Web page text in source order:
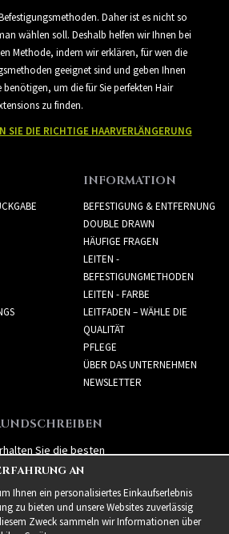
Daher ist es nicht so
wählen soll. Deshalb helfen wir Ihnen bei
Methode, indem wir erklären, für wen die
geeignet sind und geben Ihnen
benötigen, um die für Sie perfekten Hair
zu finden.
SIE DIE RICHTIGE HAARVERLÄNGERUNG
INFORMATION
BEFESTIGUNG & ENTFERNUNG
DOUBLE DRAWN
HÄUFIGE FRAGEN
LEITEN -
BEFESTIGUNGMETHODEN
LEITEN - FARBE
LEITFADEN – WÄHLE DIE
QUALITÄT
PFLEGE
ÜBER DAS UNTERNEHMEN
NEWSLETTER
Sie die besten
und spannende
neue Produkte!
AN
Ihnen ein personalisiertes Einkaufserlebnis
zu bieten und unsere Websites zuverlässig
Zweck sammeln wir Informationen über